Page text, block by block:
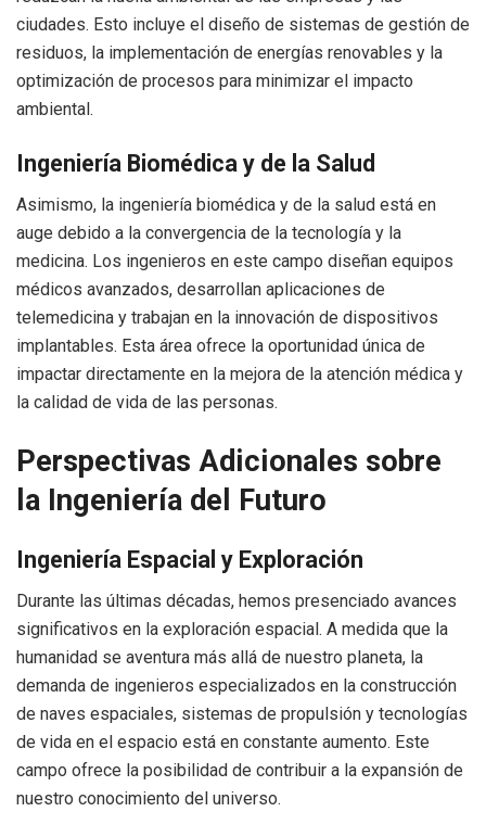
ciudades. Esto incluye el diseño de sistemas de gestión de
residuos, la implementación de energías renovables y la
optimización de procesos para minimizar el impacto
ambiental.
Ingeniería Biomédica y de la Salud
Asimismo, la ingeniería biomédica y de la salud está en
auge debido a la convergencia de la tecnología y la
medicina. Los ingenieros en este campo diseñan equipos
médicos avanzados, desarrollan aplicaciones de
telemedicina y trabajan en la innovación de dispositivos
implantables. Esta área ofrece la oportunidad única de
impactar directamente en la mejora de la atención médica y
la calidad de vida de las personas.
Perspectivas Adicionales sobre
la Ingeniería del Futuro
Ingeniería Espacial y Exploración
Durante las últimas décadas, hemos presenciado avances
significativos en la exploración espacial. A medida que la
humanidad se aventura más allá de nuestro planeta, la
demanda de ingenieros especializados en la construcción
de naves espaciales, sistemas de propulsión y tecnologías
de vida en el espacio está en constante aumento. Este
campo ofrece la posibilidad de contribuir a la expansión de
nuestro conocimiento del universo.